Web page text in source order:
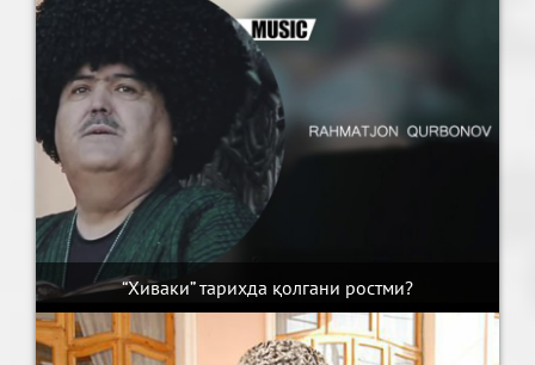
“Хиваки” тарихда қолгани ростми?